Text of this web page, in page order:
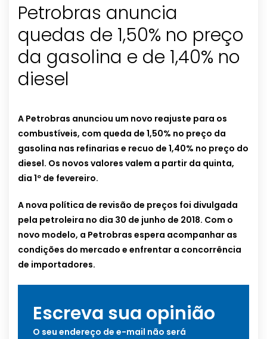
Petrobras anuncia
quedas de 1,50% no preço
da gasolina e de 1,40% no
diesel
A Petrobras anunciou um novo reajuste para os
combustíveis, com queda de 1,50% no preço da
gasolina nas refinarias e recuo de 1,40% no preço do
diesel. Os novos valores valem a partir da quinta,
dia 1º de fevereiro.
A nova política de revisão de preços foi divulgada
pela petroleira no dia 30 de junho de 2018. Com o
novo modelo, a Petrobras espera acompanhar as
condições do mercado e enfrentar a concorrência
de importadores.
Escreva sua opinião
O seu endereço de e-mail não será